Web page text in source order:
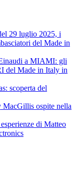
29 luglio 2025, i
del Made in
a MIAMI: gli
del Made in Italy in
scoperta del
MacGillis ospite nella
di Matteo